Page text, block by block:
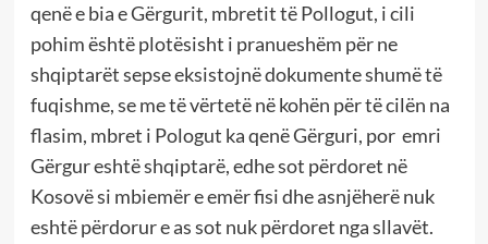
qenë e bia e Gërgurit, mbretit të Pollogut, i cili
pohim është plotësisht i pranueshëm për ne
shqiptarëtsepseeksistojnë dokumenteshumë të
fuqishme, se me të vërtetë në kohën për të cilën na
flasim, mbret i Pologut ka qenë Gërguri, por emri
Gërgureshtë shqiptarë,edhe sot përdoret në
Kosovë si mbiemër e emër fisi dhe asnjëherë nuk
eshtë përdorur e as sot nuk përdoret nga sllavët.